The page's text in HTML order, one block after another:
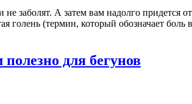
заболят. А затем вам надолго придется
голень (термин, который обозначает
для бегунов